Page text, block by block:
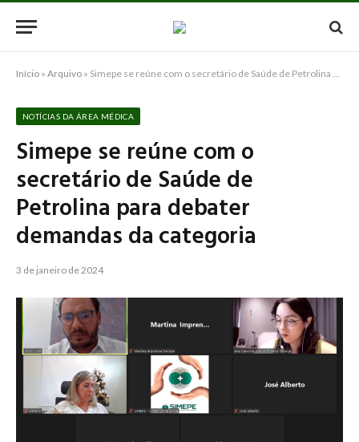
Início » Arquivo » Simepe se reúne com o secretário de Saúde de Petrolina para debater demandas da categoria
NOTÍCIAS DA ÁREA MÉDICA
Simepe se reúne com o
secretário de Saúde de
Petrolina para debater
demandas da categoria
3 de janeiro de 2024